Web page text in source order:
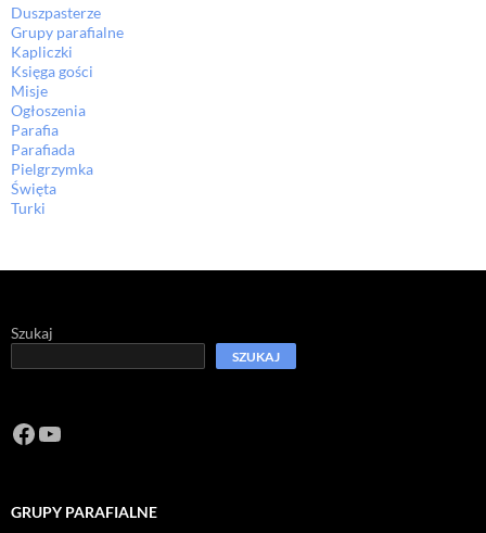
Duszpasterze
Grupy parafialne
Kapliczki
Księga gości
Misje
Ogłoszenia
Parafia
Parafiada
Pielgrzymka
Święta
Turki
Szukaj
SZUKAJ
Facebook
https://www.youtube.com/channel/
GRUPY PARAFIALNE